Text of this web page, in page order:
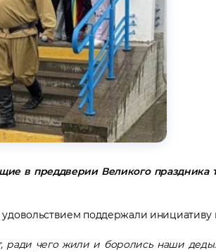
в преддверии Великого праздника
поддержали
чего жили и боролись наши